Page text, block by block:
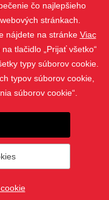
a ich sťahovanie alebo
čo najlepšieho
stránkach.
nájdete na stránke Viac
na tlačidlo „Prijať všetko“
typy súborov cookie.
typov súborov cookie,
súborov cookie“.